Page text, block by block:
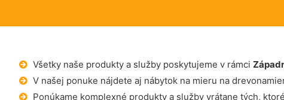
Všetky naše produkty a služby poskytujeme v rámci
V našej ponuke nájdete aj nábytok na mieru na
Ponúkame komplexné produkty a služby vrátane tých,